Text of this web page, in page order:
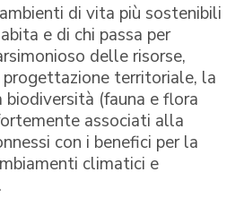
di vita più sostenibili
e di chi passa per
delle risorse,
territoriale, la
(fauna e flora
associati alla
con i benefici per la
climatici e